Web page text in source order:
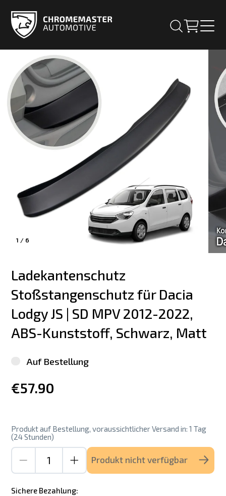
1 / 6
Ladekantenschutz
Stoßstangenschutz für Dacia
Lodgy JS | SD MPV 2012-2022,
ABS-Kunststoff, Schwarz, Matt
Auf Bestellung
€57.90
Produkt auf Bestellung, voraussichtlicher Versand in: 1 Tag
(24 Stunden)
Produkt nicht verfügbar
Sichere Bezahlung: